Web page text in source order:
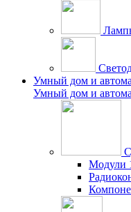
Умный дом и
Умный дом и
Модули